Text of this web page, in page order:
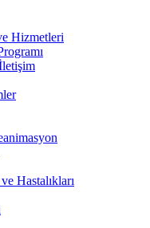
Hizmetleri
Hastalıkları